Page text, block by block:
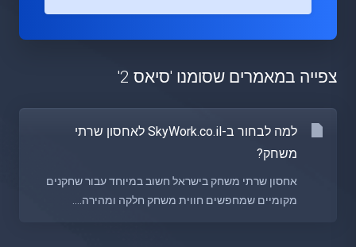
צפייה במאמרים שסומנו 'סיאס 2'
למה לבחור ב-SkyWork.co.il לאחסון שרתי
משחק?
אחסון שרתי משחק בישראל חשוב במיוחד עבור שחקנים
מקומיים שמחפשים חווית משחק חלקה ומהירה....